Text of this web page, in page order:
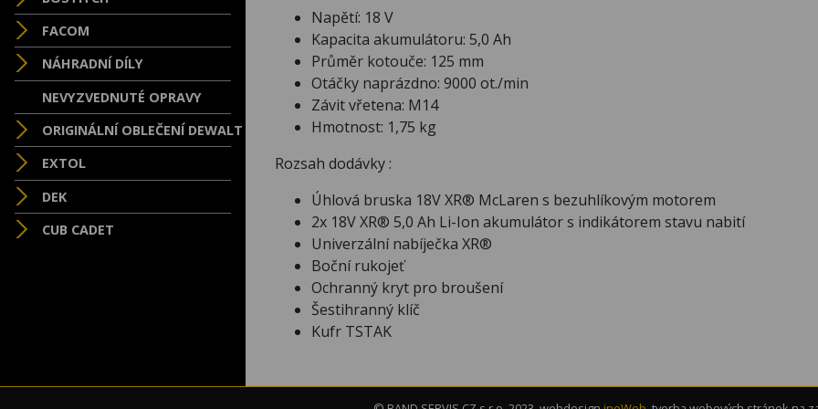
FACOM
NÁHRADNÍ DÍLY
NEVYZVEDNUTÉ OPRAVY
ORIGINÁLNÍ OBLEČENÍ DEWALT
EXTOL
DEK
CUB CADET
Napětí: 18 V
Kapacita akumulátoru: 5,0 Ah
Průměr kotouče: 125 mm
Otáčky naprázdno: 9000 ot./min
Závit vřetena: M14
Hmotnost: 1,75 kg
Rozsah dodávky :
Úhlová bruska 18V XR® McLaren s bezuhlíkovým motorem
2x 18V XR® 5,0 Ah Li-Ion akumulátor s indikátorem stavu nabití
Univerzální nabíječka XR®
Boční rukojeť
Ochranný kryt pro broušení
Šestihranný klíč
Kufr TSTAK